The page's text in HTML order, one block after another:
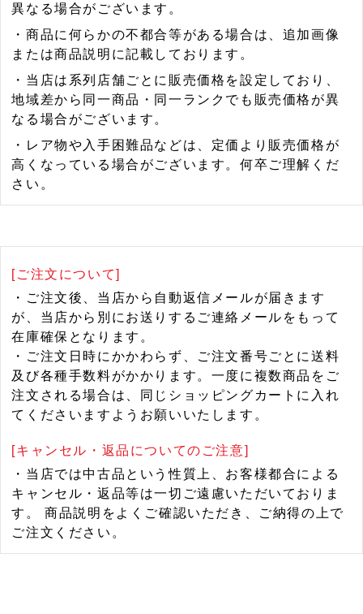
異なる場合がございます。
・商品に何らかの不都合等がある場合は、追加画像
または商品説明に記載しております。
・当店は系列店舗ごとに販売価格を設定しており、
地域差から同一商品・同一ランクでも販売価格が異
なる場合がございます。
・レア物や入手困難品などは、定価より販売価格が
高くなっている場合がございます。何卒ご理解くだ
さい。
[ご注文について]
・ご注文後、当店から自動返信メールが届きます
が、当店から別にお送りするご連絡メールをもって
在庫確保となります。
・ご注文日時にかかわらず、ご注文番号ごとに送料
及び各種手数料がかかります。一度に複数商品をご
注文される場合は、同じショッピングカートに入れ
てくださいますようお願いいたします。
[キャンセル・返品についてのご注意]
・当店では中古品という性質上、お客様都合による
キャンセル・返品等は一切ご遠慮いただいておりま
す。 商品説明をよくご確認いただき、ご納得の上で
ご注文ください。